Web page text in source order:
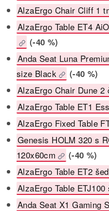
AlzaErgo Chair Cliff 1
AlzaErgo Table ET4
(-40 %)
Anda Seat Luna
size Black
(-40 %)
AlzaErgo Chair Dune 2
AlzaErgo Table ET1
AlzaErgo Fixed Table
Genesis HOLM 320 s
120x60cm
(-40 %)
AlzaErgo Table ET2
AlzaErgo Table ETJ100
Anda Seat X1 Gaming